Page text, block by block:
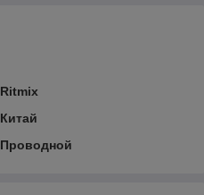
Ritmix
Китай
Проводной